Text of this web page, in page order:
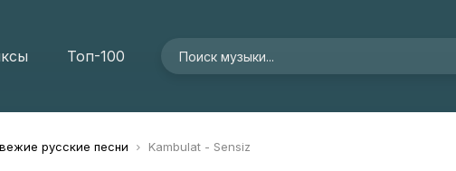
Топ-100
русские песни Kambulat - Sensiz